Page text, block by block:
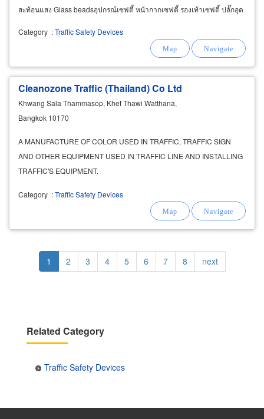
สะท้อนแสง Glass beadsอุปกรณ์เซฟตี้ หน้ากากเซฟตี้ รองเท้าเซฟตี้ ปลั๊กอุด
Category :Traffic Safety Devices
Cleanozone Traffic (Thailand) Co Ltd
Khwang Sala Thammasop, Khet Thawi Watthana,
Bangkok 10170
A MANUFACTURE OF COLOR USED IN TRAFFIC, TRAFFIC SIGN
AND OTHER EQUIPMENT USED IN TRAFFIC LINE AND INSTALLING
TRAFFIC'S EQUIPMENT.
Category :Traffic Safety Devices
Pagination
Current
page
1 Page
2 Page
3 Page
4 Page
5 Page
6 Page
7 Page
8
Next
page
next
Related Category
Traffic Safety Devices